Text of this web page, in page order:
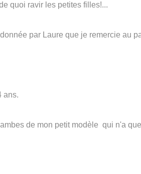
quoi ravir les petites filles!...
par Laure que je remercie au
ans.
de mon petit modèle qui n'a